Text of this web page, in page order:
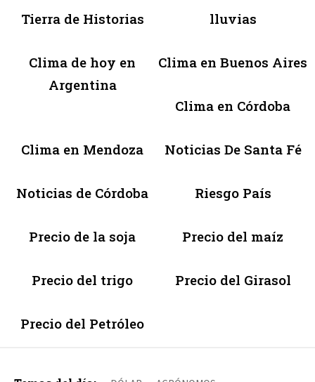
Tierra de Historias lluvias
Clima de hoy en
Argentina
Clima en Buenos Aires
Clima en Córdoba
Clima en Mendoza Noticias De Santa Fé
Noticias de Córdoba Riesgo País
Precio de la soja Precio del maíz
Precio del trigo Precio del Girasol
Precio del Petróleo